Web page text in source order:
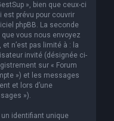
», bien que ceux-ci
prévu pour couvrir
phpBB. La seconde
vous nous envoyez
n’est pas limité à : la
invité (désignée ci-
sur « Forum
») et les messages
et lors d’une
»).
identifiant unique